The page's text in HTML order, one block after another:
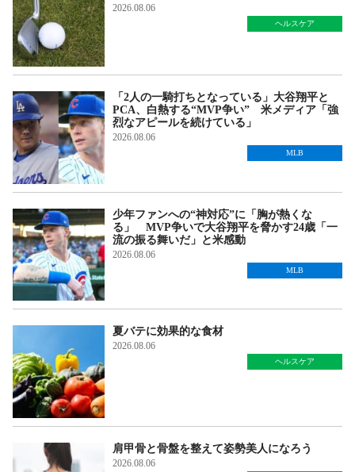
2026.08.06
ヘルスケア
「2人の一騎打ちとなっている」大谷翔平と
PCA、白熱する“MVP争い” 米メディア「強
烈なアピールを続けている」
2026.08.06
MLB
少年ファンへの“神対応”に「胸が熱くな
る」 MVP争いで大谷翔平を脅かす24歳「一
流の振る舞いだ」と米感動
2026.08.06
MLB
夏バテに効果的な食材
2026.08.06
ヘルスケア
肩甲骨と骨盤を整えて姿勢美人になろう
2026.08.06